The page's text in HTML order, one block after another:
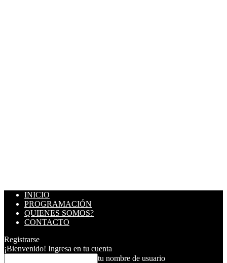
INICIO
PROGRAMACIÓN
QUIENES SOMOS?
CONTACTO
Registrarse
¡Bienvenido! Ingresa en tu cuenta
tu nombre de usuario